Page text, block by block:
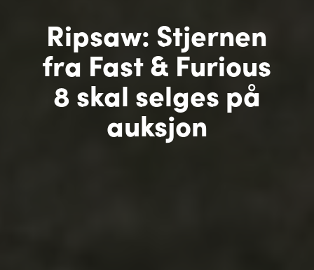
Ripsaw: Stjernen
fra Fast & Furious
8 skal selges på
auksjon